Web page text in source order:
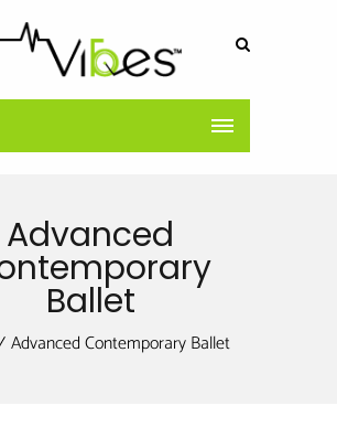
Advanced
Ballet
Advanced Contemporary Ballet